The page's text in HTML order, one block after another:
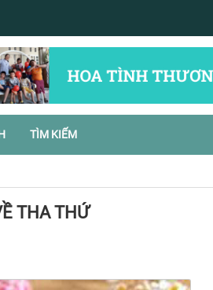
TÌM KIẾM
THA THỨ